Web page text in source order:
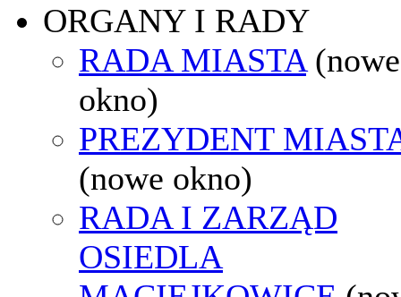
ORGANY I RADY
RADA MIASTA (nowe
okno)
PREZYDENT
(nowe okno)
RADA I ZARZĄD
OSIEDLA